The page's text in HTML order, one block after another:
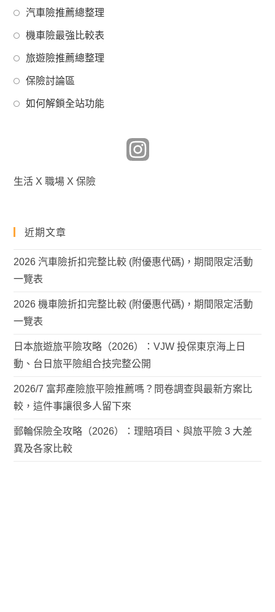
汽車險推薦總整理
a
機車險最強比較表
a
旅遊險推薦總整理
保險討論區
a
如何解鎖全站功能
生活 X 職場 X 保險
近期文章
2026 汽車險折扣完整比較 (附優惠代碼)，期間限定活動
一覽表
2026 機車險折扣完整比較 (附優惠代碼)，期間限定活動
一覽表
日本旅遊旅平險攻略（2026）：VJW 投保東京海上日
動、台日旅平險組合技完整公開
2026/7 富邦產險旅平險推薦嗎？問卷調查與最新方案比
較，這件事讓很多人留下來
郵輪保險全攻略（2026）：理賠項目、與旅平險 3 大差
異及各家比較